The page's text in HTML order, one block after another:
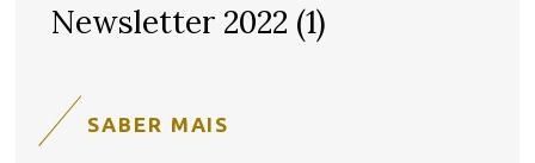
Newsletter 2022 (1)
SABER MAIS